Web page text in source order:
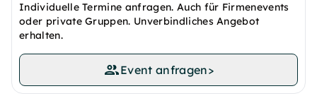
Individuelle Termine anfragen. Auch für Firmenevents
oder private Gruppen. Unverbindliches Angebot
erhalten.
Event anfragen>